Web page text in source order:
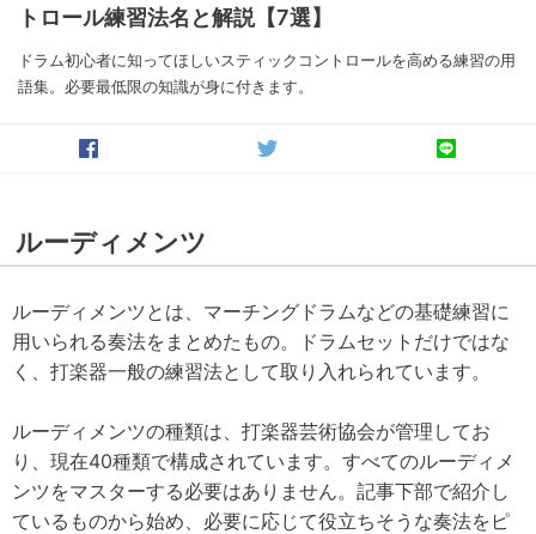
トロール練習法名と解説【7選】
ドラム初心者に知ってほしいスティックコントロールを高める練習の用
語集。必要最低限の知識が身に付きます。
ルーディメンツ
ルーディメンツとは、マーチングドラムなどの基礎練習に
用いられる奏法をまとめたもの。ドラムセットだけではな
く、打楽器一般の練習法として取り入れられています。
ルーディメンツの種類は、打楽器芸術協会が管理してお
り、現在40種類で構成されています。すべてのルーディメ
ンツをマスターする必要はありません。記事下部で紹介し
ているものから始め、必要に応じて役立ちそうな奏法をピ